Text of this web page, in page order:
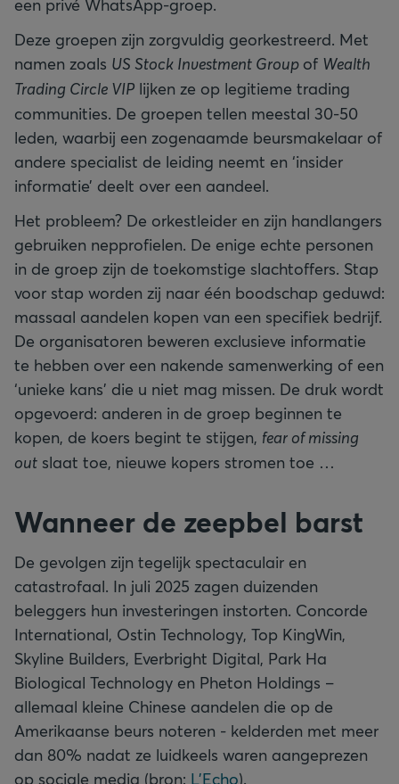
een privé WhatsApp-groep.
Deze groepen zijn zorgvuldig georkestreerd. Met
namen zoals US Stock Investment Group of Wealth
Trading Circle VIP lijken ze op legitieme trading
communities. De groepen tellen meestal 30-50
leden, waarbij een zogenaamde beursmakelaar of
andere specialist de leiding neemt en ‘insider
informatie’ deelt over een aandeel.
Het probleem? De orkestleider en zijn handlangers
gebruiken nepprofielen. De enige echte personen
in de groep zijn de toekomstige slachtoffers. Stap
voor stap worden zij naar één boodschap geduwd:
massaal aandelen kopen van een specifiek bedrijf.
De organisatoren beweren exclusieve informatie
te hebben over een nakende samenwerking of een
‘unieke kans’ die u niet mag missen. De druk wordt
opgevoerd: anderen in de groep beginnen te
kopen, de koers begint te stijgen, fear of missing
out slaat toe, nieuwe kopers stromen toe …
Wanneer de zeepbel barst
De gevolgen zijn tegelijk spectaculair en
catastrofaal. In juli 2025 zagen duizenden
beleggers hun investeringen instorten. Concorde
International, Ostin Technology, Top KingWin,
Skyline Builders, Everbright Digital, Park Ha
Biological Technology en Pheton Holdings –
allemaal kleine Chinese aandelen die op de
Amerikaanse beurs noteren - kelderden met meer
dan 80% nadat ze luidkeels waren aangeprezen
op sociale media (bron: L’Echo).